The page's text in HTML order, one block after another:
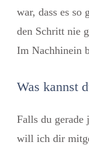
war, dass es so
den Schritt nie
Im Nachhinein
Was kannst
Falls du gerade
will ich dir